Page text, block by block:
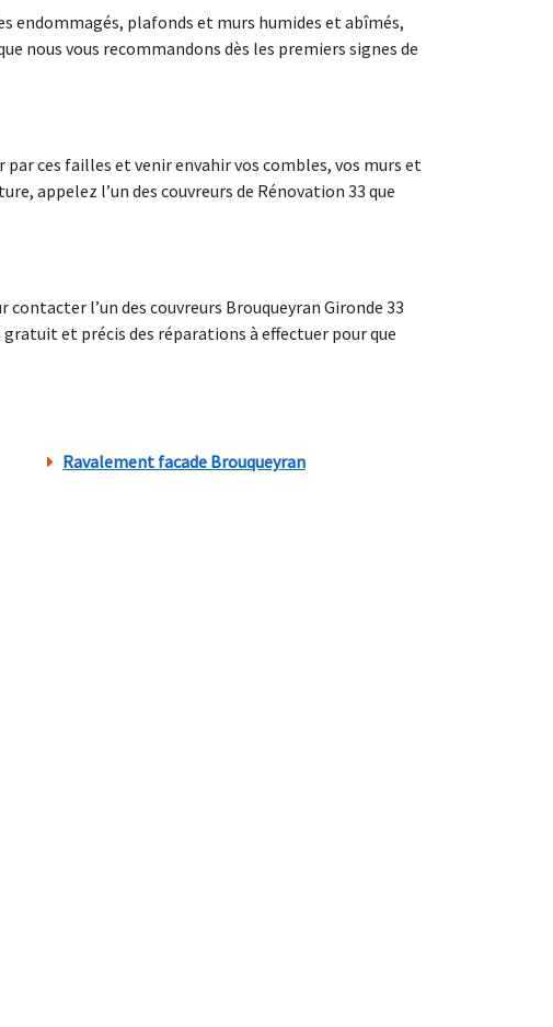
endommagés, plafonds et murs humides et abîmés,
nous vous recommandons dès les premiers signes de
par ces failles et venir envahir vos combles, vos murs et
appelez l’un des couvreurs de Rénovation 33 que
l’un des couvreurs Brouqueyran Gironde 33
et précis des réparations à effectuer pour que
Ravalement facade Brouqueyran